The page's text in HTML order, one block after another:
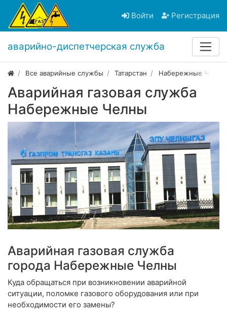
Войти Регистрация
аварийно-диспетчерская служба
Все аварийные службы Татарстан Набережные Челны
Аварийная газовая служба
Набережные Челны
Аварийная газовая служба
города Набережные Челны
Куда обращаться при возникновении аварийной
ситуации, поломке газового оборудования или при
необходимости его замены?